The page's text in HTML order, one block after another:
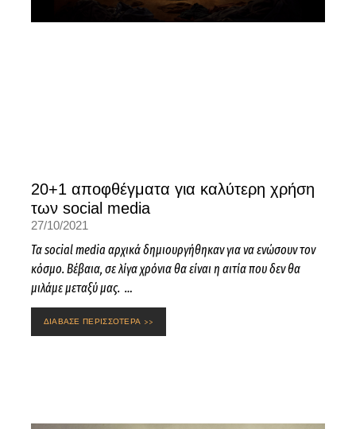
20+1 αποφθέγματα για καλύτερη χρήση
των social media
27/10/2021
Τα social media αρχικά δημιουργήθηκαν για να ενώσουν τον
κόσμο. Βέβαια, σε λίγα χρόνια θα είναι η αιτία που δεν θα
μιλάμε μεταξύ μας. …
ΔΙΑΒΑΣΕ ΠΕΡΙΣΣΟΤΕΡΑ >>